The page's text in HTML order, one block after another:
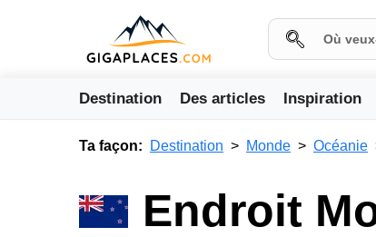
Destination Des articles Inspiration
Ta façon: Destination Monde Océanie
Endroit